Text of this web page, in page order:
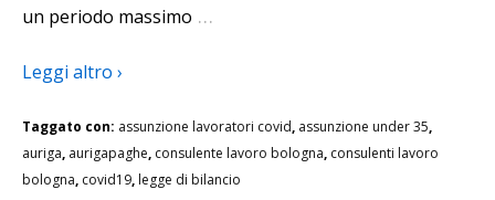
un periodo massimo …
Leggi altro ›
Taggato con: assunzione lavoratori covid, assunzione under 35,
auriga, aurigapaghe, consulente lavoro bologna, consulenti lavoro
bologna, covid19, legge di bilancio